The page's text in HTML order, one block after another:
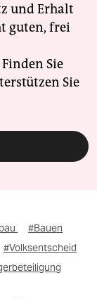
und Erhalt
guten, frei
Sie
Sie
#Bauen
#Volksentscheid